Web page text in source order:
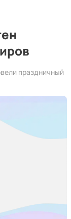
праздничный